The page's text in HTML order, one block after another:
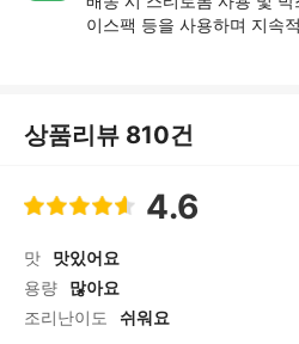
이스팩 등을 사용하며 지속
상품리뷰 810건
4.6
맛 맛있어요
용량
많아요
조리난이도
쉬워요